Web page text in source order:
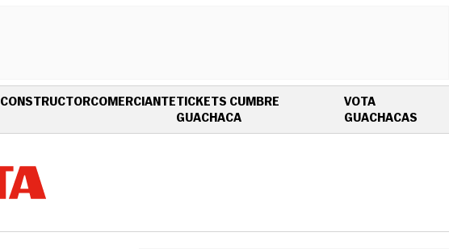
CONSTRUCTORCOMERCIANTETICKETS CUMBRE
GUACHACAOPENS IN NEW WINDOW
VOTA
GUACHACAS